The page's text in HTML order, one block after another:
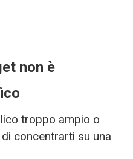
non è
troppo ampio o
concentrarti su una